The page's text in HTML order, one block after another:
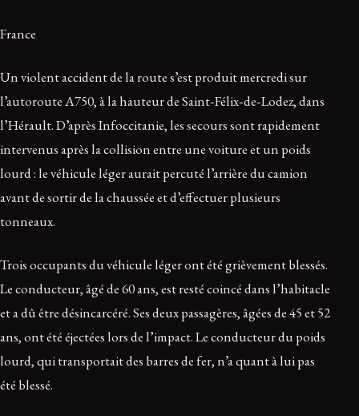
France
Un violent accident de la route s’est produit mercredi sur
l’autoroute A750, à la hauteur de Saint‑Félix‑de‑Lodez, dans
l’Hérault. D’après Infoccitanie, les secours sont rapidement
intervenus après la collision entre une voiture et un poids
lourd : le véhicule léger aurait percuté l’arrière du camion
avant de sortir de la chaussée et d’effectuer plusieurs
tonneaux.
Trois occupants du véhicule léger ont été grièvement blessés.
Le conducteur, âgé de 60 ans, est resté coincé dans l’habitacle
et a dû être désincarcéré. Ses deux passagères, âgées de 45 et 52
ans, ont été éjectées lors de l’impact. Le conducteur du poids
lourd, qui transportait des barres de fer, n’a quant à lui pas
été blessé.